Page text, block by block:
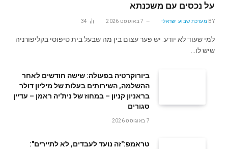
על נכסים עם משכנתא
BY מערכת שבוע ישראלי 7 באוגוסט 2026 34
למי שעוד לא יודע: יש פער עצום בין מה שבעל בית טיפוסי בקליפורניה
שיש לו…
ביורוקרטיה בפעולה: שישה חודשים לאחר
ההשלמה, השירותים בעלות של מיליון דולר
בראניון קניון – במחוז של נית'יה ראמן – עדיין
סגורים
7 באוגוסט 2026
טראמפ:"זה נועד לעבדים, לא לתיירים":